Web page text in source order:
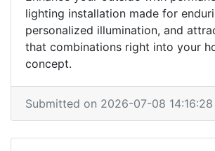
lighting installation made for
personalized illumination, and
that combinations right into your
concept.
Submitted on 2026-07-08 14:16:28